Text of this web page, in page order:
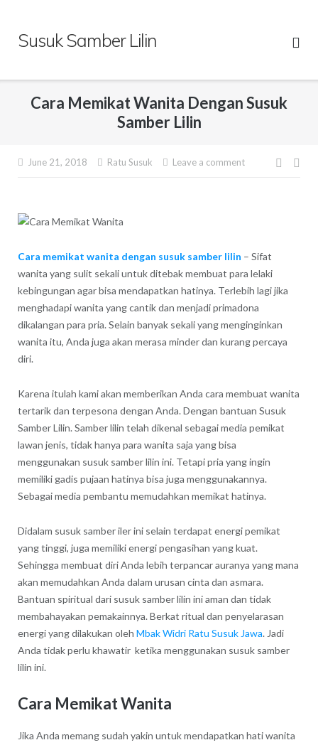
contentSusuk Samber Lilin
Cara Memikat Wanita Dengan Susuk
Samber Lilin
June 21, 2018 Ratu Susuk Leave a comment
Post
Cara memikat wanita dengan susuk samber lilin – Sifat
wanita yang sulit sekali untuk ditebak membuat para lelaki
kebingungan agar bisa mendapatkan hatinya. Terlebih lagi jika
menghadapi wanita yang cantik dan menjadi primadona
dikalangan para pria. Selain banyak sekali yang menginginkan
wanita itu, Anda juga akan merasa minder dan kurang percaya
diri.
Karena itulah kami akan memberikan Anda cara membuat wanita
tertarik dan terpesona dengan Anda. Dengan bantuan Susuk
Samber Lilin. Samber lilin telah dikenal sebagai media pemikat
lawan jenis, tidak hanya para wanita saja yang bisa
menggunakan susuk samber lilin ini. Tetapi pria yang ingin
memiliki gadis pujaan hatinya bisa juga menggunakannya.
Sebagai media pembantu memudahkan memikat hatinya.
Didalam susuk samber iler ini selain terdapat energi pemikat
yang tinggi, juga memiliki energi pengasihan yang kuat.
Sehingga membuat diri Anda lebih terpancar auranya yang mana
akan memudahkan Anda dalam urusan cinta dan asmara.
Bantuan spiritual dari susuk samber lilin ini aman dan tidak
membahayakan pemakainnya. Berkat ritual dan penyelarasan
energi yang dilakukan oleh Mbak Widri Ratu Susuk Jawa. Jadi
Anda tidak perlu khawatir ketika menggunakan susuk samber
lilin ini.
Cara Memikat Wanita
Jika Anda memang sudah yakin untuk mendapatkan hati wanita